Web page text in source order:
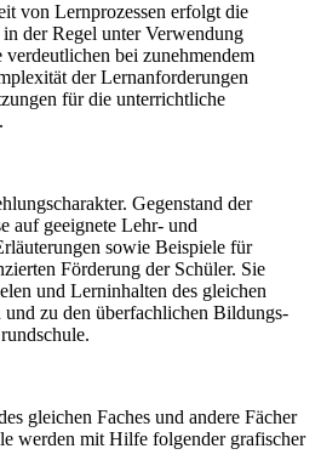
von Lernprozessen erfolgt die
der Regel unter Verwendung
bei zunehmendem
der Lernanforderungen
für die unterrichtliche
Gegenstand der
auf geeignete Lehr- und
sowie Beispiele für
Förderung der Schüler. Sie
und Lerninhalten des gleichen
und zu den überfachlichen Bildungs-
gleichen Faches und andere Fächer
werden mit Hilfe folgender grafischer